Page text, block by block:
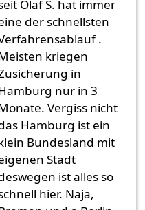
Olaf S. hat immer
der schnellsten
.
kriegen
in
nur in 3
Vergiss nicht
Hamburg ist ein
Bundesland mit
Stadt
ist alles so
hier. Naja,